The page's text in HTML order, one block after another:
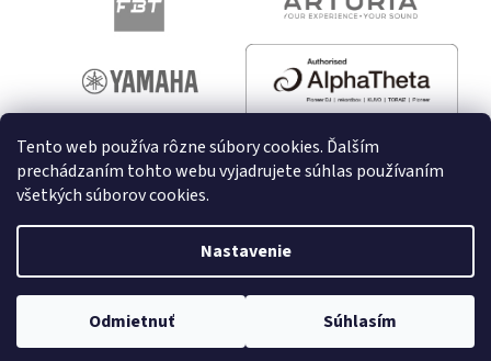
Tento web používa rôzne súbory cookies. Ďalším
prechádzaním tohto webu vyjadrujete súhlas používaním
všetkých súborov cookies.
Nastavenie
Odmietnuť Súhlasím
Vytvoril Shoptet
Copyright 2026melodyshop.sk. Všetky práva vyhradené.
Upraviť nastavenie cookies